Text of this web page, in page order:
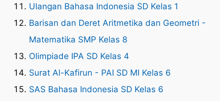
Ulangan Bahasa Indonesia SD Kelas 1
Barisan dan Deret Aritmetika dan Geometri -
Matematika SMP Kelas 8
Olimpiade IPA SD Kelas 4
Surat Al-Kafirun - PAI SD MI Kelas 6
SAS Bahasa Indonesia SD Kelas 6